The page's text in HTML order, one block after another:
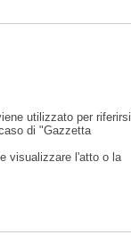
utilizzato per riferirsi
di "Gazzetta
visualizzare l'atto o la